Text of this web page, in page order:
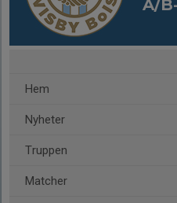
A/
Hem
Nyheter
Truppen
Matcher